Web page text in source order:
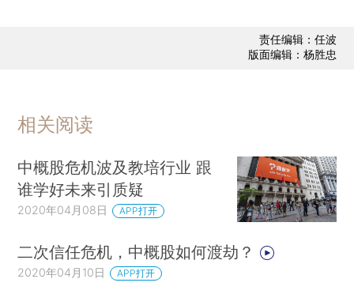
责任编辑：任波
版面编辑：杨胜忠
相关阅读
中概股危机波及教培行业 跟
谁学好未来引质疑
2020年04月08日 APP打开
二次信任危机，中概股如何渡劫？
2020年04月10日 APP打开